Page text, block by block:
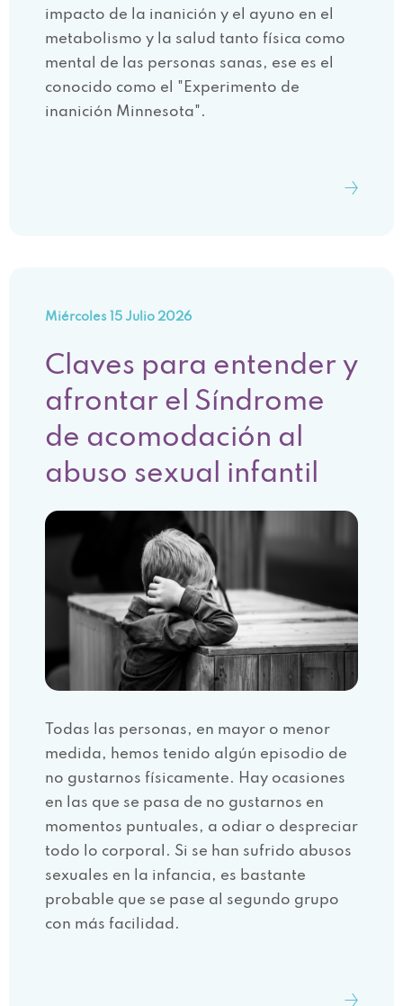
impacto de la inanición y el ayuno en el
metabolismo y la salud tanto física como
mental de las personas sanas, ese es el
conocido como el "Experimento de
inanición Minnesota".
Miércoles 15 Julio 2026
Claves para entender y
afrontar el Síndrome
de acomodación al
abuso sexual infantil
Todas las personas, en mayor o menor
medida, hemos tenido algún episodio de
no gustarnos físicamente. Hay ocasiones
en las que se pasa de no gustarnos en
momentos puntuales, a odiar o despreciar
todo lo corporal. Si se han sufrido abusos
sexuales en la infancia, es bastante
probable que se pase al segundo grupo
con más facilidad.